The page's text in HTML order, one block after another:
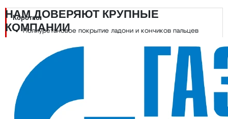
Коротко:
Полиуретановое покрытие ладони и кончиков пальцев
Защита от механических воздействий, проколов и порезов
(Мп)
Соответствуют ГОСТ EN 388-2012 и ТР ТС 019/2011
Перчатки из смесовой пряжи с полиуретановым покрытием
ладони и кончиков пальцев
— Трикотажные перчатки чёрного
НАМ ДОВЕРЯЮТ КРУПНЫЕ
КОМПАНИИ